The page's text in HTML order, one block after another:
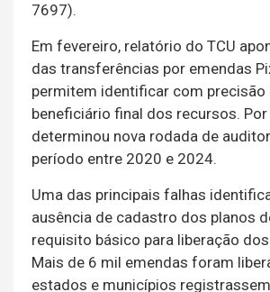
7697).
Em fevereiro, relatório do TCU
das transferências por emendas
permitem identificar com precisão
beneficiário final dos recursos. Por
determinou nova rodada de
período entre 2020 e 2024.
Uma das principais falhas
ausência de cadastro dos planos
requisito básico para liberação
Mais de 6 mil emendas foram
estados e municípios